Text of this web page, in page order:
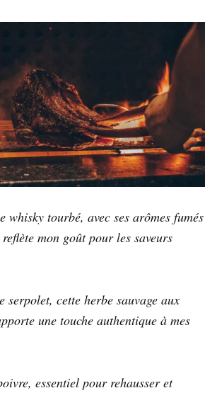
whisky tourbé, avec ses arômes fumés
mon goût pour les saveurs
serpolet, cette herbe sauvage aux
une touche authentique à mes
essentiel pour rehausser et